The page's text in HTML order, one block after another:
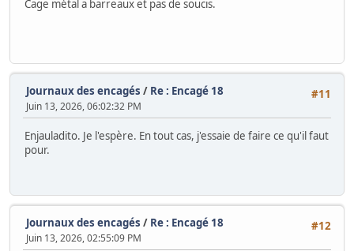
Cage métal a barreaux et pas de soucis.
#11
Journaux des encagés / Re : Encagé 18
Juin 13, 2026, 06:02:32 PM
Enjauladito. Je l'espère. En tout cas, j'essaie de faire ce qu'il faut
pour.
#12
Journaux des encagés / Re : Encagé 18
Juin 13, 2026, 02:55:09 PM